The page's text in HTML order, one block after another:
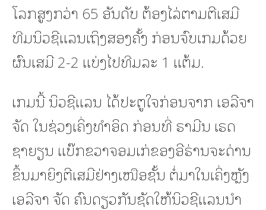
ໂລກສູງກວ່າ 65 ອັນດັບ ຕ້ອງໄລ່ຕາມຕີເສມີ
ທີມນິວຊີແລນເຖິງສອງຄັ້ງ ກ່ອນຈົບເກມດ້ວຍ
ຜົນເສມີ 2-2 ແບ່ງໄປທີມລະ 1 ແຕ້ມ.
ເກມນີ້ ນິວຊີແລນ ໄດ້ປະຕູໃຈກ່ອນຈາກ ເອລີຈາ
ຈັດ ໃນຊ່ວງເຄິ່ງທຳອິດ ກ່ອນທີ່ ຣາມີນ ເຣດ
ຊາຍຽນ ແບ໊ກຂວາຈອມເກ່ຂອງອີຣ່ານຈະດ່ານ
ຂຶ້ນມາຍິງຕີເສມີຢ່າງເໜືອຊັ້ນ ຕໍ່ມາໃນເຄິ່ງຫຼັງ
ເອລີຈາ ຈັດ ຄົນດຽວກັນຊັດໃຫ້ນິວຊີແລນນຳ